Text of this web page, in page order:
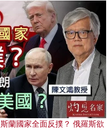
蘭國家全面反撲？ 俄羅斯欲